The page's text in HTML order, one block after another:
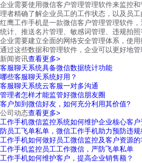
企业需要使用微信客户管理管理软件来监控
理者精确了解企业员工的工作状态，以及员
红鹰工作手机是一款微信客户管理管理软件
统计、推送名片管理、敏感词管理、违规拍
企业需要建立全面的网络安全管理体系，使
通过这些数据和管理软件，企业可以更好地
新闻资讯查看更多>
客服聊天系统具备微信数据统计功能
哪些客服聊天系统好用？
客服聊天系统云客服一对多沟通
管理者怎样才能监管好微信朋友圈
客户加到微信好友，如何充分利用其价值?
公司动态查看更多>
工作手机微信监控系统如何维护企业核心客户
防员工飞单私单，微信工作手机助力预防违规
工作手机如何做好员工微信监控及客户资源的
工作手机监控员工工作微信，严防飞单私单
工作手机如何维护客户，提高企业销售额？